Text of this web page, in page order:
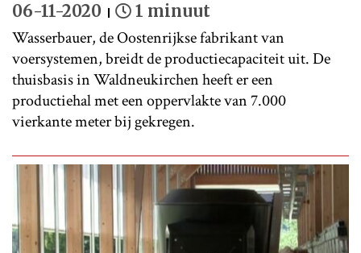
06-11-2020 1 minuut
Wasserbauer, de Oostenrijkse fabrikant van
voersystemen, breidt de productiecapaciteit uit. De
thuisbasis in Waldneukirchen heeft er een
productiehal met een oppervlakte van 7.000
vierkante meter bij gekregen.